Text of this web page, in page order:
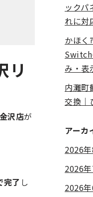
リ
沢店が
完了 し
ックパ
れに対
かほ
Switch
み・表
内灘町
交換｜
アーカ
2026
2026
2026